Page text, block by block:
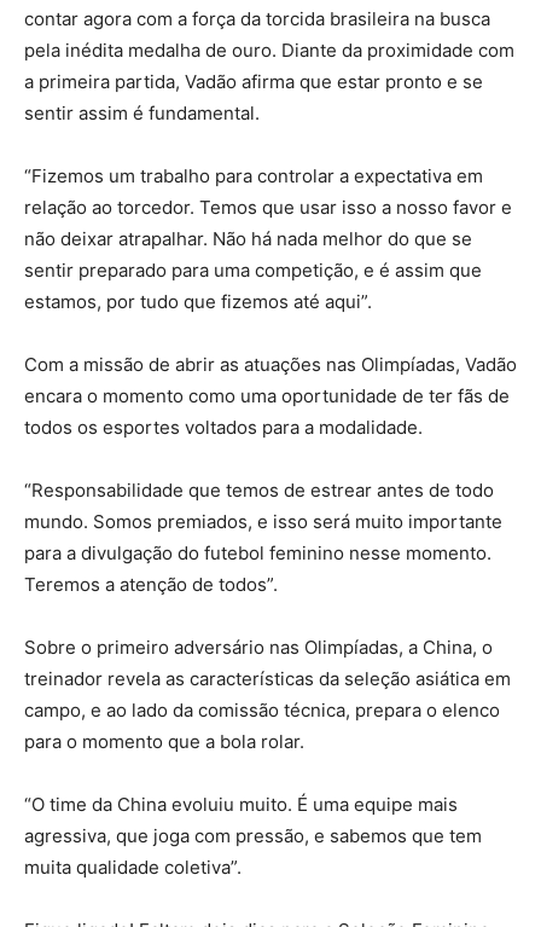
contar agora com a força da torcida brasileira na busca
pela inédita medalha de ouro. Diante da proximidade com
a primeira partida, Vadão afirma que estar pronto e se
sentir assim é fundamental.
“Fizemos um trabalho para controlar a expectativa em
relação ao torcedor. Temos que usar isso a nosso favor e
não deixar atrapalhar. Não há nada melhor do que se
sentir preparado para uma competição, e é assim que
estamos, por tudo que fizemos até aqui”.
Com a missão de abrir as atuações nas Olimpíadas, Vadão
encara o momento como uma oportunidade de ter fãs de
todos os esportes voltados para a modalidade.
“Responsabilidade que temos de estrear antes de todo
mundo. Somos premiados, e isso será muito importante
para a divulgação do futebol feminino nesse momento.
Teremos a atenção de todos”.
Sobre o primeiro adversário nas Olimpíadas, a China, o
treinador revela as características da seleção asiática em
campo, e ao lado da comissão técnica, prepara o elenco
para o momento que a bola rolar.
“O time da China evoluiu muito. É uma equipe mais
agressiva, que joga com pressão, e sabemos que tem
muita qualidade coletiva”.